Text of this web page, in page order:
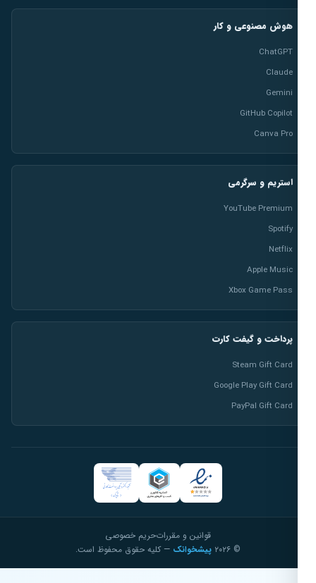
هوش مصنوعی و کار
ChatGPT
Claude
Gemini
GitHub Copilot
Canva Pro
استریم و سرگرمی
YouTube Premium
Spotify
Netflix
Apple Music
Xbox Game Pass
پرداخت و گیفت کارت
Steam Gift Card
Google Play Gift Card
PayPal Gift Card
قوانین و مقرراتحریم خصوصی
پیشخوانک— کلیه حقوق محفوظ است.